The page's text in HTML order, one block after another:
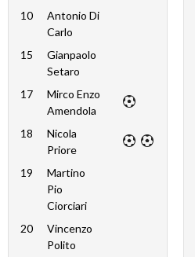
10
Antonio Di
Carlo
15
Gianpaolo
Setaro
17
Mirco Enzo
Amendola
18
Nicola
Priore
19
Martino
Pio
Ciorciari
20
Vincenzo
Polito